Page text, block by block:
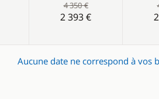
4 350 €
2 393 €
Aucune date ne correspond à vos